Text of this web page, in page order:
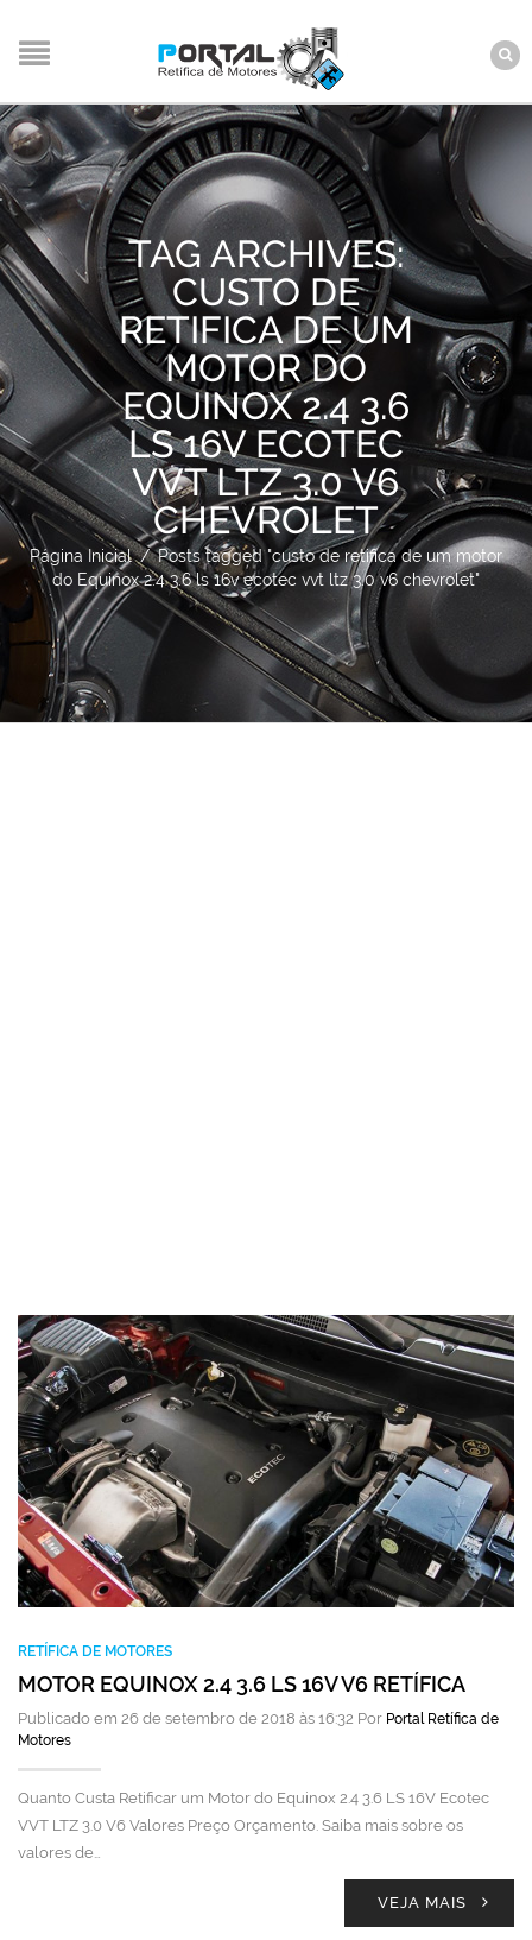
TAG ARCHIVES:
CUSTO DE
RETIFICA DE UM
MOTOR DO
EQUINOX 2.4 3.6
LS 16V ECOTEC
VVT LTZ 3.0 V6
CHEVROLET
Página Inicial / Posts tagged "custo de retifica de um motor
do Equinox 2.4 3.6 ls 16v ecotec vvt ltz 3.0 v6 chevrolet"
RETÍFICA DE MOTORES
MOTOR EQUINOX 2.4 3.6 LS 16V V6 RETÍFICA
Publicado em 26 de setembro de 2018 às 16:32 Por Portal Retífica de
Motores
Quanto Custa Retificar um Motor do Equinox 2.4 3.6 LS 16V Ecotec
VVT LTZ 3.0 V6 Valores Preço Orçamento. Saiba mais sobre os
valores de…
VEJA MAIS